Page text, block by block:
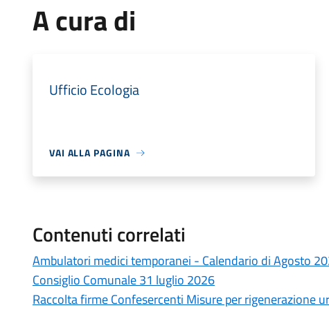
A cura di
Ufficio Ecologia
VAI ALLA PAGINA
Contenuti correlati
Ambulatori medici temporanei - Calendario di Agosto
Consiglio Comunale 31 luglio 2026
Raccolta firme Confesercenti Misure per rigenerazione